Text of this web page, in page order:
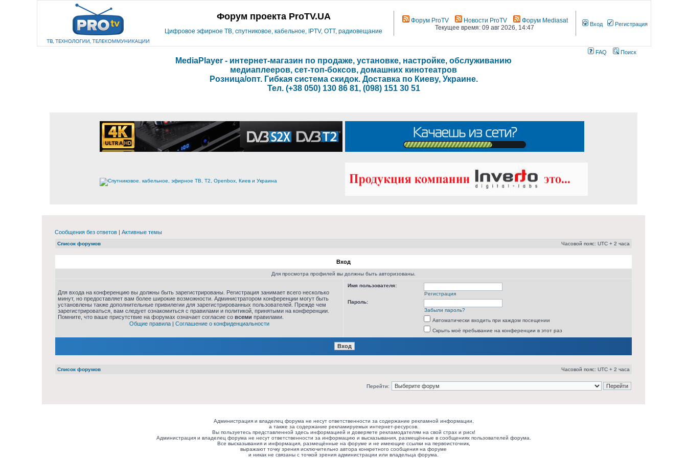
Форум проекта ProTV.UA
Цифровое эфирное ТВ, спутниковое, кабельное, IPTV, OTT, радиовещание
Форум ProTV Новости ProTV
Форум Mediasat
Текущее время: 09 авг 2026, 14:47
Вход Регистрация
FAQ Поиск
MediaPlayer - интернет-магазин по продаже, установке, настройке, обслуживанию
медиаплееров, сет-топ-боксов, домашних кинотеатров
Розница/опт. Гибкая система скидок. Доставка по Киеву, Украине.
Тел. (+38 050) 130 86 81, (098) 151 30 51
Сообщения без ответов | Активные темы
Список форумов Часовой пояс: UTC + 2 часа
Вход
Для просмотра профилей вы должны быть авторизованы.
Для входа на конференцию вы должны быть зарегистрированы. Регистрация занимает всего несколько
минут, но предоставляет вам более широкие возможности. Администратором конференции могут быть
установлены также дополнительные привилегии для зарегистрированных пользователей. Прежде чем
зарегистрироваться, вам следует ознакомиться с правилами и политикой, принятыми на конференции.
Помните, что ваше присутствие на форумах означает согласие со всеми правилами.
Общие правила| Соглашение о конфиденциальности
Имя пользователя:
Регистрация
Пароль:
Забыли пароль?
Автоматически входить при каждом посещении
Скрыть моё пребывание на конференции в этот раз
Список форумов Часовой пояс: UTC + 2 часа
Перейти:
Администрация и владелец форума не несут ответственности за содержание рекламной информации,
а также за содержание рекламируемых интернет-ресурсов.
Вы пользуетесь представленной здесь информацией и доверяете рекламодателям на свой страх и риск!
Администрация и владелец форума не несут ответственности за информацию и высказывания, размещённые в сообщениях пользователей форума.
Все высказывания и информация, размещённые на форуме и не имеющие ссылки на первоисточник,
выражают точку зрения исключительно автора конкретного сообщения на форуме
и никак не связаны с точкой зрения администрации или владельца форума.